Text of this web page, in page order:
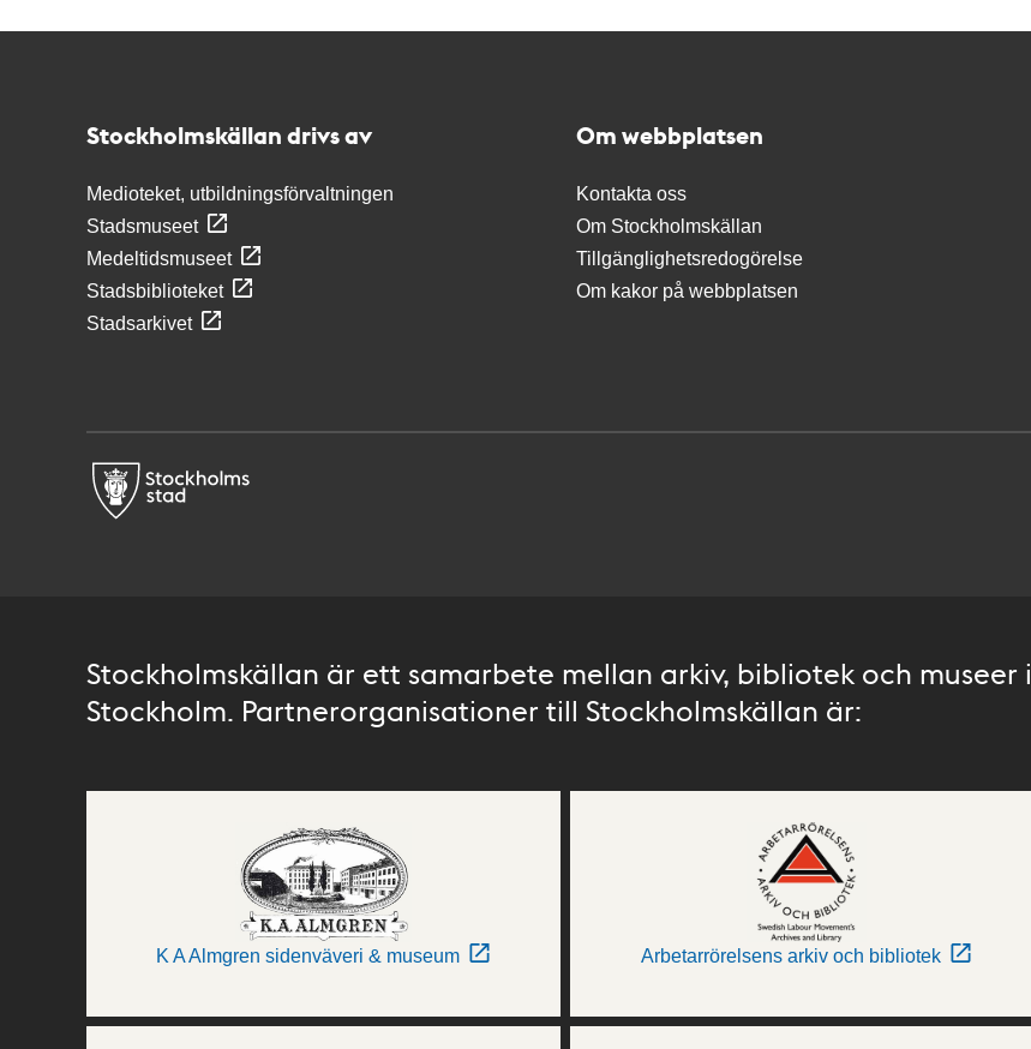
Stockholmskällan drivs av
Medioteket, utbildningsförvaltningen
Stadsmuseet
Medeltidsmuseet
Stadsbiblioteket
Stadsarkivet
Om webbplatsen
Kontakta oss
Om Stockholmskällan
Tillgänglighetsredogörelse
Om kakor på webbplatsen
Stockholmskällan är ett samarbete mellan arkiv, bibliotek och museer i
Stockholm. Partnerorganisationer till Stockholmskällan är:
K A Almgren sidenväveri & museum Arbetarrörelsens arkiv och bibliotek